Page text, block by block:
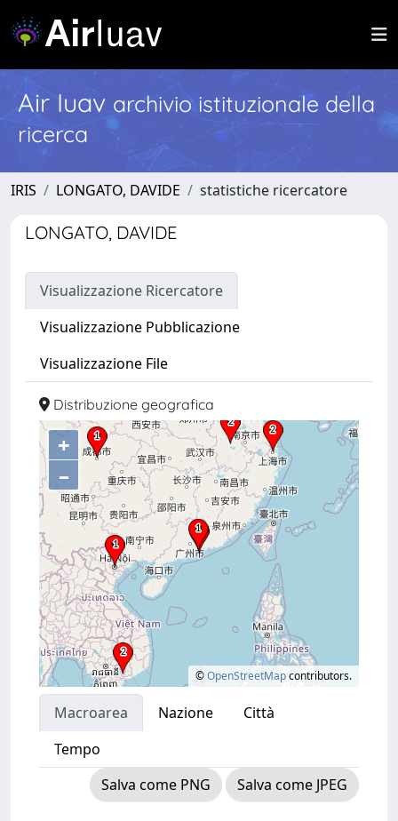
Air Iuav archivio istituzionale della
ricerca
IRIS LONGATO, DAVIDE statistiche ricercatore
LONGATO, DAVIDE
Visualizzazione Ricercatore
Visualizzazione Pubblicazione
Visualizzazione File
Distribuzione geografica
+
–
©OpenStreetMapcontributors.
Macroarea Nazione
Città
Tempo
Salva come PNG
Salva come JPEG